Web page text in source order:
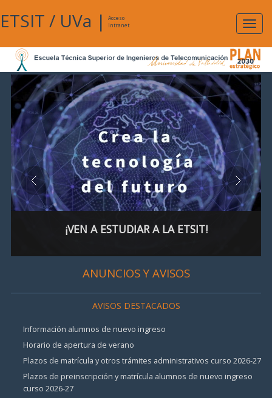
ETSIT / UVa |
Acceso
Intranet
¡VEN A ESTUDIAR A LA ETSIT!
ANUNCIOS Y AVISOS
AVISOS DESTACADOS
Información alumnos de nuevo ingreso
Horario de apertura de verano
Plazos de matrícula y otros trámites administrativos curso 2026-27
Plazos de preinscripción y matrícula alumnos de nuevo ingreso
curso 2026-27